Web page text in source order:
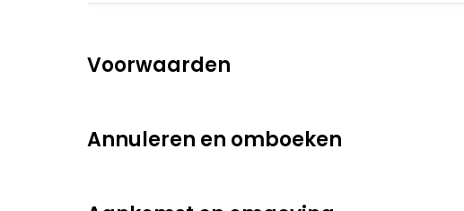
Voorwaarden
Annuleren en omboeken